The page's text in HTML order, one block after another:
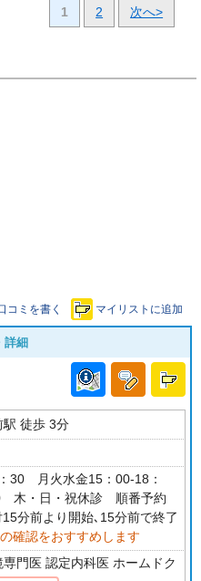
1 2 次へ>
コミを書く マイリストに追加
詳細
駅 徒歩 3分
30 月火水金15：00-18：
木・日・祝休診 順番予約
分前より開始､15分前で終了
確認をおすすめします
門医 認定内科医 ホームドク